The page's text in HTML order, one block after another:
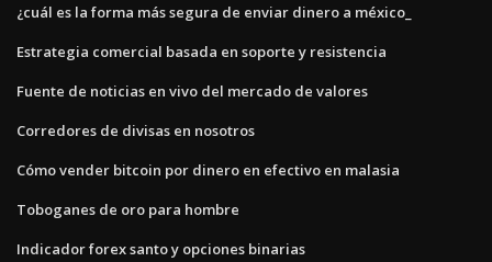
¿cuál es la forma más segura de enviar dinero a méxico_
Estrategia comercial basada en soporte y resistencia
Fuente de noticias en vivo del mercado de valores
Corredores de divisas en nosotros
Cómo vender bitcoin por dinero en efectivo en malasia
Toboganes de oro para hombre
Indicador forex santo y opciones binarias